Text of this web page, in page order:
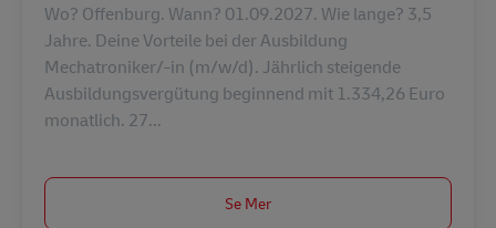
Wo? Offenburg. Wann? 01.09.2027. Wie lange? 3,5
Jahre. Deine Vorteile bei der Ausbildung
Mechatroniker/-in (m/w/d). Jährlich steigende
Ausbildungsvergütung beginnend mit 1.334,26 Euro
monatlich. 27...
Se Mer